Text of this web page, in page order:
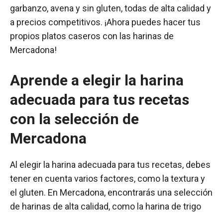
garbanzo, avena y sin gluten, todas de alta calidad y
a precios competitivos. ¡Ahora puedes hacer tus
propios platos caseros con las harinas de
Mercadona!
Aprende a elegir la harina
adecuada para tus recetas
con la selección de
Mercadona
Al elegir la harina adecuada para tus recetas, debes
tener en cuenta varios factores, como la textura y
el gluten. En Mercadona, encontrarás una selección
de harinas de alta calidad, como la harina de trigo